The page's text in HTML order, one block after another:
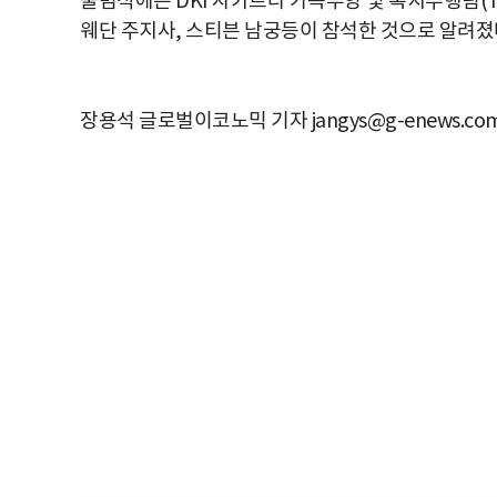
웨단 주지사, 스티븐 남궁등이 참석한 것으로 알려
장용석 글로벌이코노믹 기자 jangys@g-